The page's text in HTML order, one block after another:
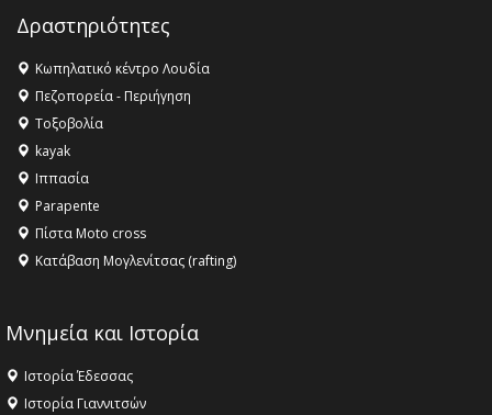
16:27 - Όλυμπος: Εντάχθηκε στον Κατάλογο Παγκόσμιας
Κληρονομιάς της UNESCO – Ομόφωνη η απόφαση Ο
Όλυμπος αναγνωρίστηκε ως φυσικό και πολιτιστικό
αγαθό εξέχουσας οικουμενικής αξίας για την
ανθρωπότητα
16:18 -
ΣΤΗΝ ΕΔΕΣΣΑ
Δραστηριότητες
Κωπηλατικό κέντρο Λουδία
Πεζοπορεία - Περιήγηση
Τοξοβολία
kayak
Ιππασία
Parapente
Πίστα Moto cross
Κατάβαση Μογλενίτσας (rafting)
Μνημεία και Ιστορία
Ιστορία Έδεσσας
Ιστορία Γιαννιτσών